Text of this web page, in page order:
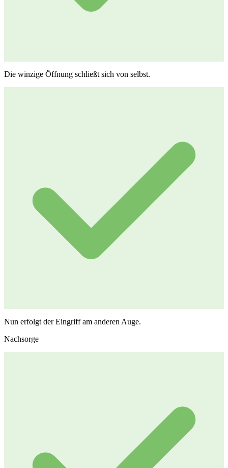
Die winzige Öffnung schließt sich von selbst.
Nun erfolgt der Eingriff am anderen Auge.
Nachsorge